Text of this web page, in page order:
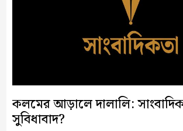
কলমের আড়ালে দালালি:
সুবিধাবাদ?